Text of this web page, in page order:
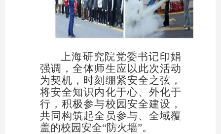
上海研究院党委书记印娟
强调，全体师生应以此次活动
为契机，时刻绷紧安全之弦，
将安全知识内化于心、外化于
行，积极参与校园安全建设，
共同构筑起全员参与、全域覆
盖的校园安全“防火墙”。